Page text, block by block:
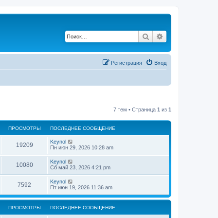
Поиск
Вход
Регистрация
7 тем • Страница 1 из 1
ПРОСМОТРЫ ПОСЛЕДНЕЕ СООБЩЕНИЕ
19209П
р
м
о
П
о
л
е
д
н
е
е
с
о
о
б
щ
Keynol
Пн июн 29, 2026 10:28 am
10080П
р
с
м
П
о
л
е
д
н
е
е
с
Keynol
Сб май 23, 2026 4:21 pm
7592
р
о
П
о
л
д
н
Keynol
Пт июн 19, 2026 11:36 am
ПРОСМОТРЫ ПОСЛЕДНЕЕ СООБЩЕНИЕ